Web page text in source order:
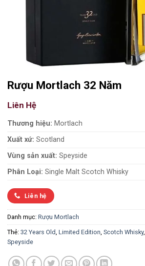
Rượu Mortlach 32 Năm
Liên Hệ
Thương hiệu: Mortlach
Xuất xứ: Scotland
Vùng sản xuất: Speyside
Phân Loại: Single Malt Scotch Whisky
Liên hệ
Danh mục: Rượu Mortlach
Thẻ: 32 Years Old, Limited Edition, Scotch Whisky,
Speyside